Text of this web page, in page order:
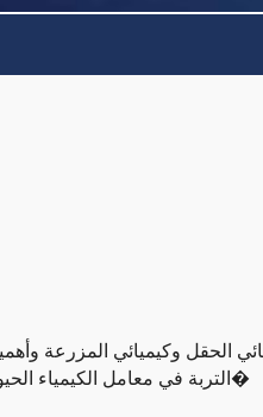
الحقل وكيميائي المزرعة
التربة في معامل الكيمياء الحيوية السرية الموجودة بين حبيبات التربة والعناصر ا�